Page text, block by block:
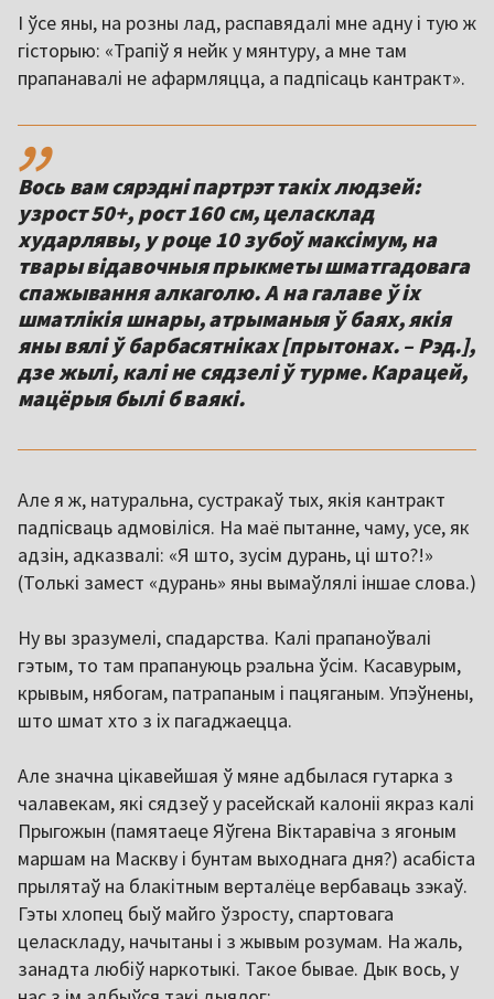
І ўсе яны, на розны лад, распавядалі мне адну і тую ж
гісторыю: «Трапіў я нейк у мянтуру, а мне там
прапанавалі не афармляцца, а падпісаць кантракт».
,,
Вось вам сярэдні партрэт такіх людзей:
узрост 50+, рост 160 см, целасклад
хударлявы, у роце 10 зубоў максімум, на
твары відавочныя прыкметы шматгадовага
спажывання алкаголю. А на галаве ў іх
шматлікія шнары, атрыманыя ў баях, якія
яны вялі ў барбасятніках [прытонах. – Рэд.],
дзе жылі, калі не сядзелі ў турме. Карацей,
мацёрыя былі б ваякі.
Але я ж, натуральна, сустракаў тых, якія кантракт
падпісваць адмовіліся. На маё пытанне, чаму, усе, як
адзін, адказвалі: «Я што, зусім дурань, ці што?!»
(Толькі замест «дурань» яны вымаўлялі іншае слова.)
Ну вы зразумелі, спадарства. Калі прапаноўвалі
гэтым, то там прапануюць рэальна ўсім. Касавурым,
крывым, нябогам, патрапаным і пацяганым. Упэўнены,
што шмат хто з іх пагаджаецца.
Але значна цікавейшая ў мяне адбылася гутарка з
чалавекам, які сядзеў у расейскай калоніі якраз калі
Прыгожын (памятаеце Яўгена Віктаравіча з ягоным
маршам на Маскву і бунтам выходнага дня?) асабіста
прылятаў на блакітным верталёце вербаваць зэкаў.
Гэты хлопец быў майго ўзросту, спартовага
целаскладу, начытаны і з жывым розумам. На жаль,
занадта любіў наркотыкі. Такое бывае. Дык вось, у